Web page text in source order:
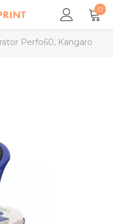
00
Perfo60, Kangaro